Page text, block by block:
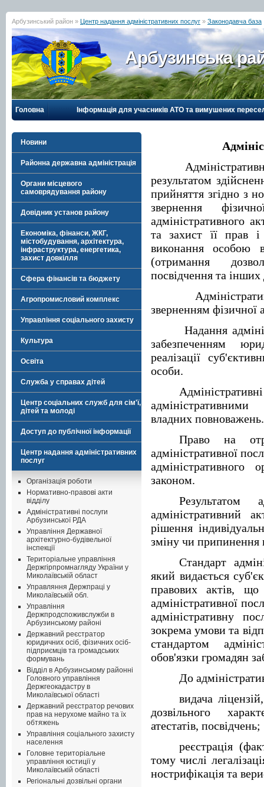
Арбузинський район » Центр надання адміністративних послуг » Законодавча база
Арбузинська
Головна Інформація для учасників АТО та вимушених
Новини
Районна державна адміністрація
Органи місцевого
самоврядування району
Довідник установ району
Економіка, фінанси, ЖКГ,
містобудування, архітектура,
інфраструктура, енергетика,
захист довкілля
Сфера фінансів та бюджету
Агропромисловий комплекс
Управління соціального захисту
Культура
Освіта
Служба у справах дітей
Центр соціальних служб для сім'ї,
дітей та молоді
Доступ до публічної інформації
Центр надання адміністративних
послуг
Організація роботи
Нормативно-правові акти
відділу
Адміністративні послуги
Арбузинської РДА
Управління Державної
архітектурно-будівельної
інспекції
Територіальне управління
Держгірпромнагляду України у
Миколаївській област
Управляння Держпраці у
Миколаївській обл.
Управління
Держпродспоживслужби в
Арбузинському районі
Державний реєстратор
юридичних осіб, фізичних осіб-
підприємців та громадських
формувань
Відділ в Арбузинському районні
Головного управління
Держгеокадастру в
Миколаївської області
Державний реєстратор речових
прав на нерухоме майно та їх
обтяжень
Управління соціального захисту
населення
Головне територіальне
управління юстиції у
Миколаївській області
Регіональні дозвільні органи
результатом
прийняття згідно з
звернення
адміністративного
та захист її прав і
виконання особою
(отримання
посвідчення та
зверненням
Надання
забезпеченням
реалізації
особи.
владних повноважень.
Право на
адміністративної
законом.
Результатом
адміністративний
рішення
зміну чи припинення
Стандарт
який видається
правових актів, що
адміністративної
адміністративну
зокрема умови та
стандартом
обов'язки громадян
До
видача
дозвільного
атестатів, посвідчень;
реєстрація
тому числі
нострифікація та